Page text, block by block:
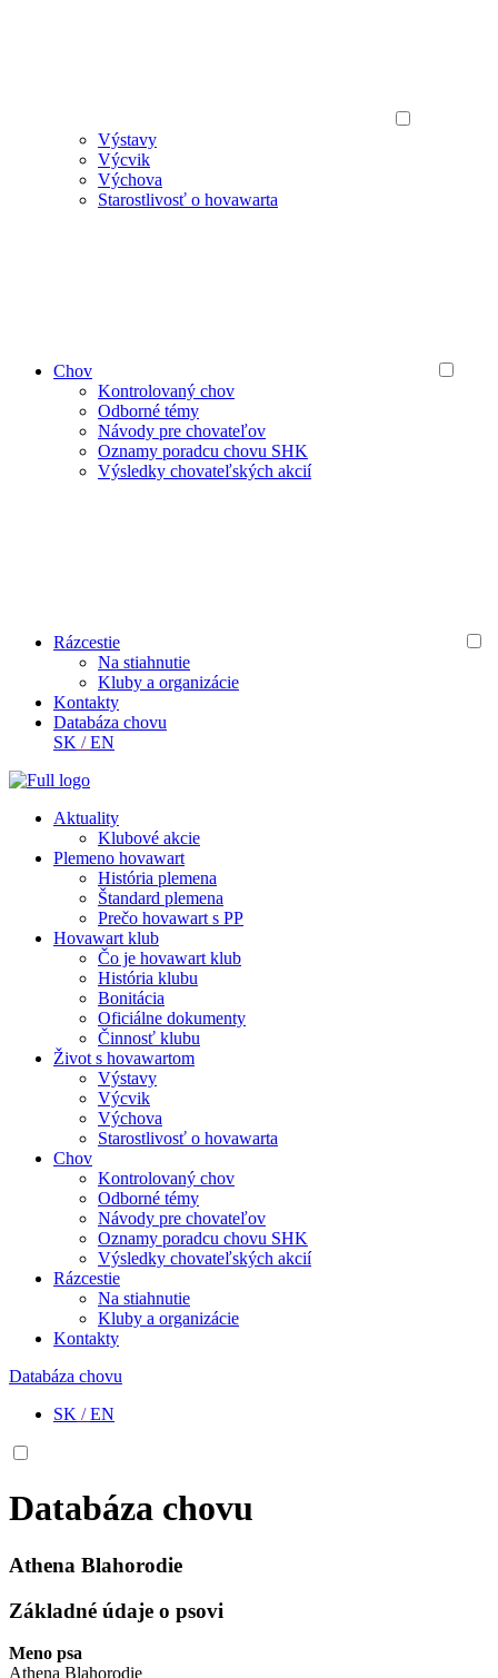
Výstavy
Výcvik
Výchova
Starostlivosť o hovawarta
Chov
Kontrolovaný chov
Odborné témy
Návody pre chovateľov
Oznamy poradcu chovu SHK
Výsledky chovateľských akcií
Rázcestie
Na stiahnutie
Kluby a organizácie
Kontakty
Databáza chovu
SK /EN
Aktuality
Klubové akcie
Plemeno hovawart
História plemena
Štandard plemena
Prečo hovawart s PP
Hovawart klub
Čo je hovawart klub
História klubu
Bonitácia
Oficiálne dokumenty
Činnosť klubu
Život s hovawartom
Výstavy
Výcvik
Výchova
Starostlivosť o hovawarta
Chov
Kontrolovaný chov
Odborné témy
Návody pre chovateľov
Oznamy poradcu chovu SHK
Výsledky chovateľských akcií
Rázcestie
Na stiahnutie
Kluby a organizácie
Kontakty
Databáza chovu
SK /EN
Databáza chovu
Athena Blahorodie
Základné údaje o psovi
Meno psa
Athena Blahorodie